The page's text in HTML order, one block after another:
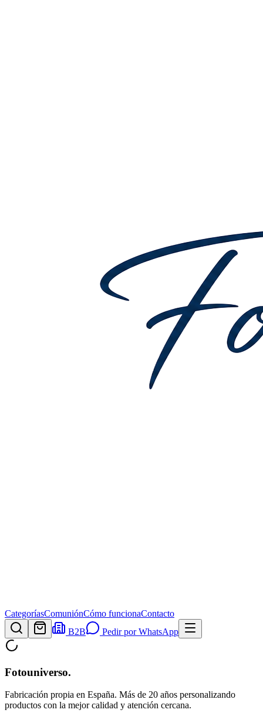
CategoríasComuniónCómo funcionaContacto
B2B
Pedir por WhatsApp
Fotouniverso.
Fabricación propia en España. Más de 20 años personalizando
productos con la mejor calidad y atención cercana.